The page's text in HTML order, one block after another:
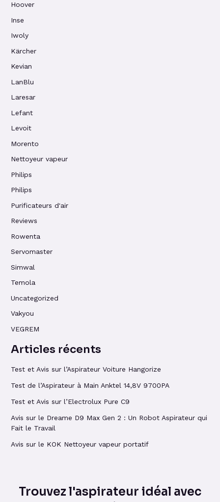
Hoover
Inse
Iwoly
Kärcher
Kevian
LanBlu
Laresar
Lefant
Levoit
Morento
Nettoyeur vapeur
Philips
Philips
Purificateurs d'air
Reviews
Rowenta
Servomaster
Simwal
Temola
Uncategorized
Vakyou
VEGREM
Articles récents
Test et Avis sur l’Aspirateur Voiture Hangorize
Test de l’Aspirateur à Main Anktel 14,8V 9700PA
Test et Avis sur l’Electrolux Pure C9
Avis sur le Dreame D9 Max Gen 2 : Un Robot Aspirateur qui
Fait le Travail
Avis sur le KOK Nettoyeur vapeur portatif
Trouvez l'aspirateur idéal avec